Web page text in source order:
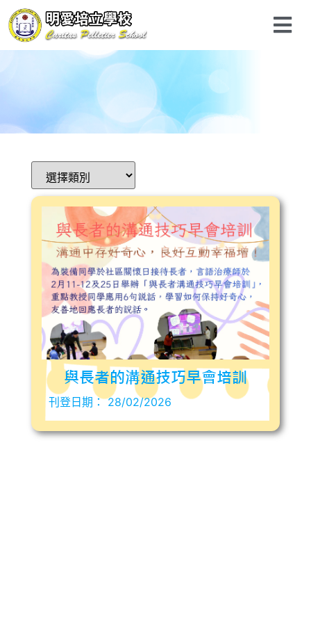
與長者的溝通技巧早會培訓
刊登日期： 28/02/2026